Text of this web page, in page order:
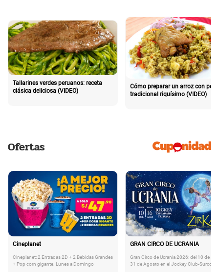
Tallarines verdes peruanos: receta
clásica deliciosa (VIDEO)
Cómo preparar un arroz con pollo
tradicional riquísimo (VIDEO)
Ofertas
Cineplanet
Cineplanet: 2 Entradas 2D + 2 Bebidas Grandes
+ Pop corn gigante. Lunes a Domingo
GRAN CIRCO DE UCRANIA
Gran Circo de Ucrania 2026: del 10 de
31 de Agosto en el Jockey Club-Surco